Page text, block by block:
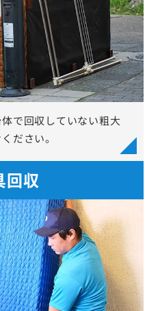
で回収していない粗大
ださい。
回収